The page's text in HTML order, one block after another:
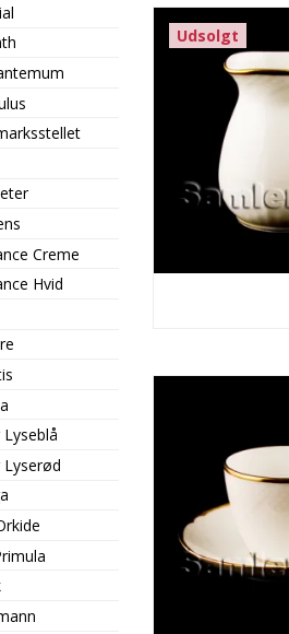
Creme
Hvid
Lyseblå
Lyserød
Udsolgt